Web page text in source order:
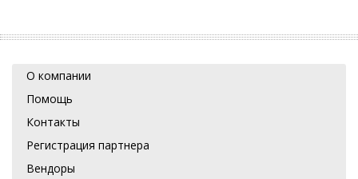
О компании
Помощь
Контакты
Регистрация партнера
Вендоры